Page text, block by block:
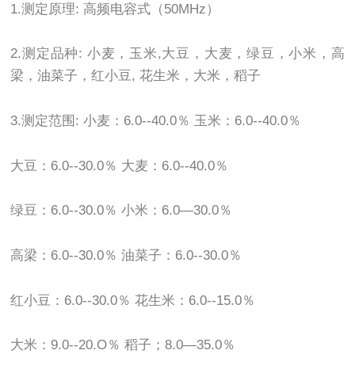
1.测定原理: 高频电容式（50MHz）
2.测定品种: 小麦，玉米,大豆，大麦，绿豆，小米，高
梁，油菜子，红小豆, 花生米，大米，稻子
3.测定范围: 小麦：6.0--40.0％ 玉米：6.0--40.0％
大豆：6.0--30.0％ 大麦：6.0--40.0％
绿豆：6.0--30.0％ 小米：6.0—30.0％
高梁：6.0--30.0％ 油菜子：6.0--30.0％
红小豆：6.0--30.0％ 花生米：6.0--15.0％
大米：9.0--20.O％ 稻子；8.0—35.0％